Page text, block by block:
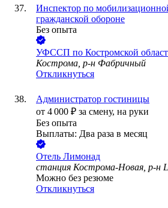
Инспектор по
гражданской обороне
Без опыта
УФССП по Костромской
Кострома, р-н Фабричный
Откликнуться
Администратор гостиницы
от 4 000 ₽ за смену, на руки
Без опыта
Выплаты: Два раза в месяц
Отель Лимонад
станция Кострома-Новая, р-н
Можно без резюме
Откликнуться